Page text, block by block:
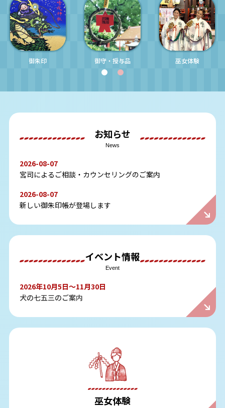
御朱印 御守・授与品 巫女体験
お知らせ
News
2026-08-07
宮司によるご相談・カウンセリングのご案内
2026-08-07
新しい御朱印帳が登場します
イベント情報
Event
2026年10月5日～11月30日
犬の七五三のご案内
巫女体験